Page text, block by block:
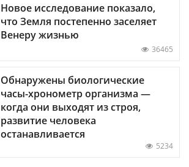
Новое исследование показало,
что Земля постепенно заселяет
Венеру жизнью
36465
Обнаружены биологические
часы-хронометр организма —
когда они выходят из строя,
развитие человека
останавливается
5234